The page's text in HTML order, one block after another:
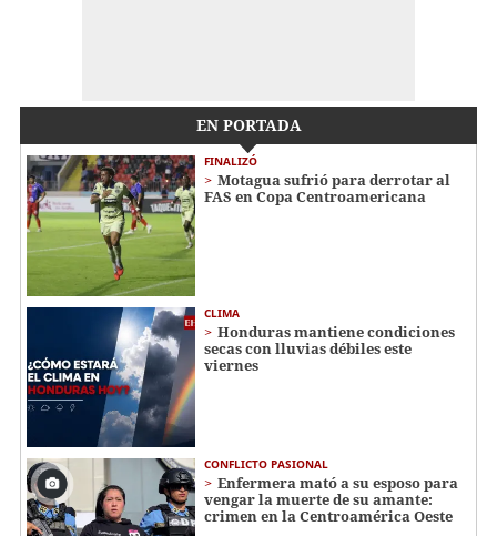
EN PORTADA
FINALIZÓ
Motagua sufrió para derrotar al
FAS en Copa Centroamericana
CLIMA
Honduras mantiene condiciones
secas con lluvias débiles este
viernes
CONFLICTO PASIONAL
Enfermera mató a su esposo para
vengar la muerte de su amante:
crimen en la Centroamérica Oeste